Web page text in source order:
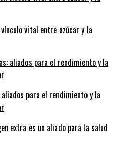
vital entre azúcar y la
para el rendimiento y la